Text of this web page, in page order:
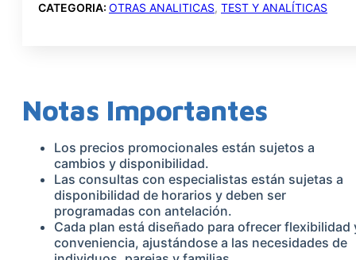
CATEGORIA: OTRAS ANALITICAS, TEST Y ANALÍTICAS
Notas Importantes
Los precios promocionales están sujetos a
cambios y disponibilidad.
Las consultas con especialistas están sujetas a
disponibilidad de horarios y deben ser
programadas con antelación.
Cada plan está diseñado para ofrecer flexibilidad
conveniencia, ajustándose a las necesidades de